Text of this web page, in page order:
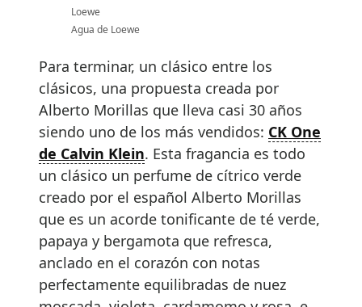
Loewe
Agua de Loewe
Para terminar, un clásico entre los
clásicos, una propuesta creada por
Alberto Morillas que lleva casi 30 años
siendo uno de los más vendidos: CK One
de Calvin Klein. Esta fragancia es todo
un clásico un perfume de cítrico verde
creado por el español Alberto Morillas
que es un acorde tonificante de té verde,
papaya y bergamota que refresca,
anclado en el corazón con notas
perfectamente equilibradas de nuez